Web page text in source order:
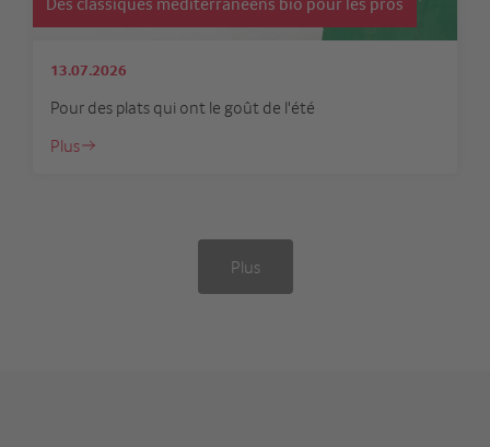
13.07.2026
Pour des plats qui ont le goût de l'été
Plus
Plus